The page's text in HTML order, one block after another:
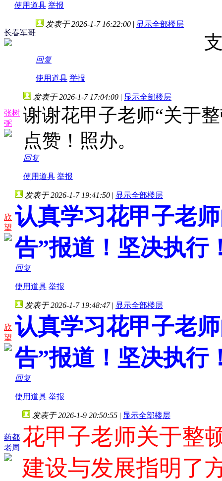
使用道具 举报
长春军哥
发表于 2026-1-7 16:22:00 | 显示全部楼层
支
回复
使用道具 举报
张树
弼
发表于 2026-1-7 17:04:00 | 显示全部楼层
谢谢花甲子老师“关于
点赞！照办。
回复
使用道具 举报
欣
望
发表于 2026-1-7 19:41:50 | 显示全部楼层
认真学习花甲子老
告”报道！坚决执行
回复
使用道具 举报
欣
望
发表于 2026-1-7 19:48:47 | 显示全部楼层
认真学习花甲子老
告”报道！坚决执行
回复
使用道具 举报
药都
老周
发表于 2026-1-9 20:50:55 | 显示全部楼层
花甲子老师关于整
建设与发展指明了